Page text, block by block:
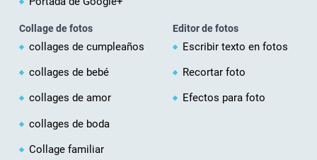
Collage de fotos
collages de cumpleaños
collages de bebé
collages de amor
collages de boda
Collage familiar
Editor de fotos
Escribir texto en fotos
Recortar foto
Efectos para foto